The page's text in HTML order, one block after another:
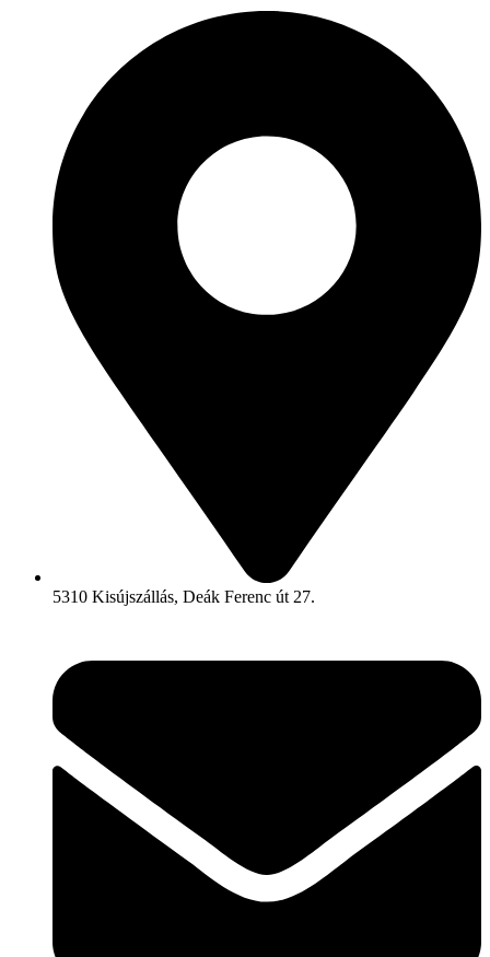
5310 Kisújszállás, Deák Ferenc út 27.